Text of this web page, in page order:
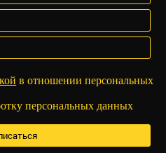
в отношении персональных
персональных данных